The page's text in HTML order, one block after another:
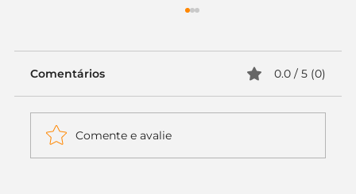
Comentários 0.0 / 5 (0)
Comente e avalie